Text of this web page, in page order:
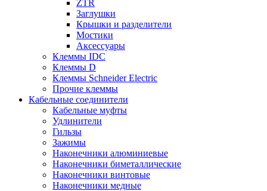
ZTR
Заглушки
Крышки и разделители
Мостики
Аксессуары
Клеммы IDC
Клеммы D
Клеммы Schneider Electric
Прочие клеммы
Кабельные соединители
Кабельные муфты
Удлинители
Гильзы
Зажимы
Наконечники алюминиевые
Наконечники биметаллические
Наконечники винтовые
Наконечники медные